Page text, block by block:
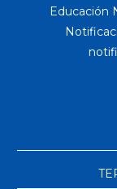
Educación